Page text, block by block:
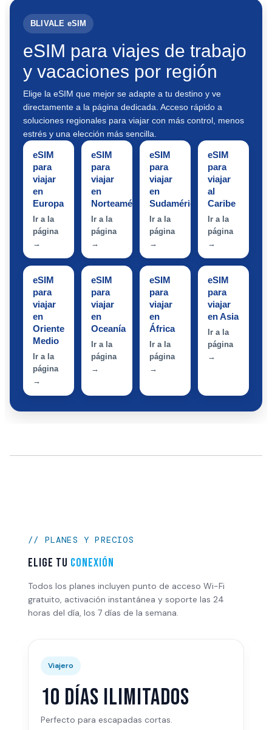
BLIVALE eSIM
eSIM para viajes de trabajo
y vacaciones por región
Elige la eSIM que mejor se adapte a tu destino y ve
directamente a la página dedicada. Acceso rápido a
soluciones regionales para viajar con más control, menos
estrés y una elección más sencilla.
eSIM
para
viajar
en
Europa
Ir a la
página
→
eSIM
para
viajar
en
Norteamérica
Ir a la
página
→
eSIM
para
viajar
en
Sudamérica
Ir a la
página
→
eSIM
para
viajar
al
Caribe
Ir a la
página
→
eSIM
para
viajar
en
Oriente
Medio
Ir a la
página
→
eSIM
para
viajar
en
Oceanía
Ir a la
página
→
eSIM
para
viajar
en
África
Ir a la
página
→
eSIM
para
viajar
en Asia
Ir a la
página
→
// PLANES Y PRECIOS
Elige tu conexión
Todos los planes incluyen punto de acceso Wi-Fi
gratuito, activación instantánea y soporte las 24
horas del día, los 7 días de la semana.
Viajero
10 días ilimitados
Perfecto para escapadas cortas.